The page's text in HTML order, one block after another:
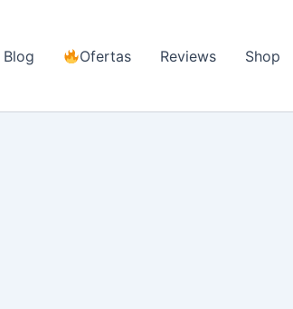
Blog Ofertas Reviews Shop